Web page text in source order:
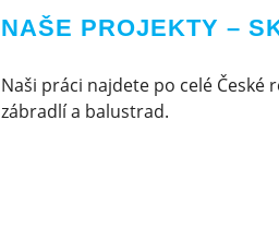
NAŠE PROJEKTY –
Naši práci najdete po celé České
zábradlí a balustrad.